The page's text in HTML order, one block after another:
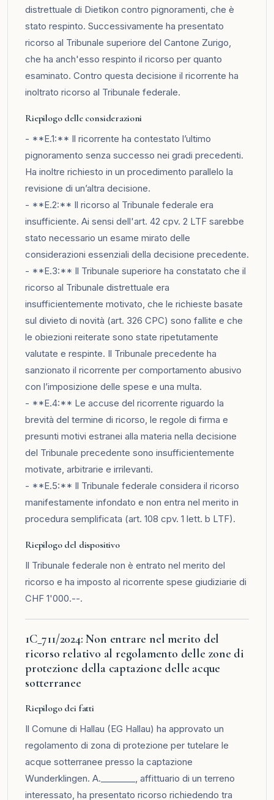
distrettuale di Dietikon contro pignoramenti, che è
stato respinto. Successivamente ha presentato
ricorso al Tribunale superiore del Cantone Zurigo,
che ha anch'esso respinto il ricorso per quanto
esaminato. Contro questa decisione il ricorrente ha
inoltrato ricorso al Tribunale federale.
Riepilogo delle considerazioni
- **E.1:** Il ricorrente ha contestato l’ultimo
pignoramento senza successo nei gradi precedenti.
Ha inoltre richiesto in un procedimento parallelo la
revisione di un’altra decisione.
- **E.2:** Il ricorso al Tribunale federale era
insufficiente. Ai sensi dell'art. 42 cpv. 2 LTF sarebbe
stato necessario un esame mirato delle
considerazioni essenziali della decisione precedente.
- **E.3:** Il Tribunale superiore ha constatato che il
ricorso al Tribunale distrettuale era
insufficientemente motivato, che le richieste basate
sul divieto di novità (art. 326 CPC) sono fallite e che
le obiezioni reiterate sono state ripetutamente
valutate e respinte. Il Tribunale precedente ha
sanzionato il ricorrente per comportamento abusivo
con l’imposizione delle spese e una multa.
- **E.4:** Le accuse del ricorrente riguardo la
brevità del termine di ricorso, le regole di firma e
presunti motivi estranei alla materia nella decisione
del Tribunale precedente sono insufficientemente
motivate, arbitrarie e irrilevanti.
- **E.5:** Il Tribunale federale considera il ricorso
manifestamente infondato e non entra nel merito in
procedura semplificata (art. 108 cpv. 1 lett. b LTF).
Riepilogo del dispositivo
Il Tribunale federale non è entrato nel merito del
ricorso e ha imposto al ricorrente spese giudiziarie di
CHF 1'000.--.
1C_711/2024: Non entrare nel merito del
ricorso relativo al regolamento delle zone di
protezione della captazione delle acque
sotterranee
Riepilogo dei fatti
Il Comune di Hallau (EG Hallau) ha approvato un
regolamento di zona di protezione per tutelare le
acque sotterranee presso la captazione
Wunderklingen. A.________, affittuario di un terreno
interessato, ha presentato ricorso richiedendo tra